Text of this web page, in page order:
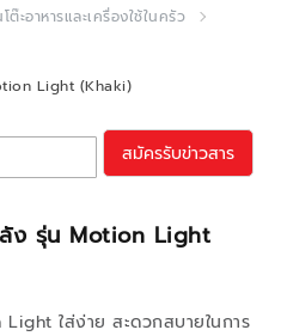
ต๊ะอาหารและเครื่องใช้ในครัว
Light (Khaki)
ลัง รุ่น Motion Light
ใส่ง่าย สะดวกสบายในการ
สมัครรับข่าวสาร